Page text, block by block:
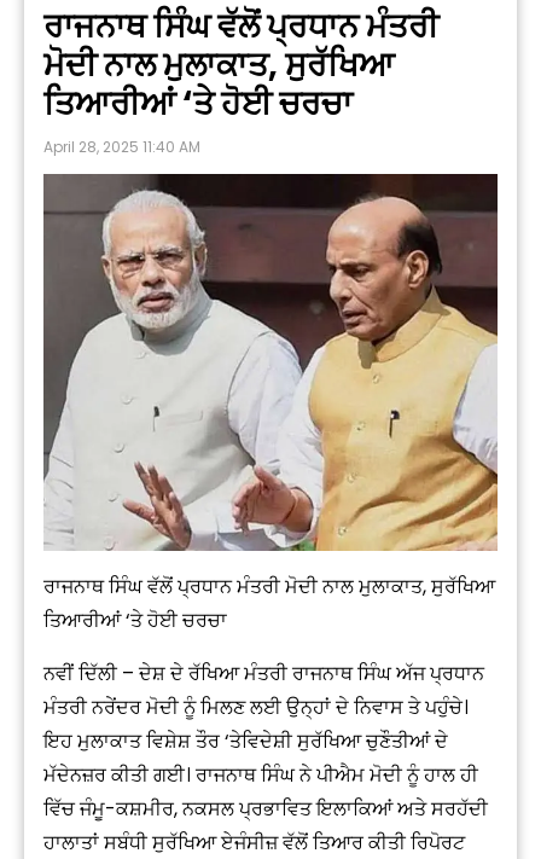
ਰਾਜਨਾਥ ਸਿੰਘ ਵੱਲੋਂ ਪ੍ਰਧਾਨ ਮੰਤਰੀ
ਮੋਦੀ ਨਾਲ ਮੁਲਾਕਾਤ, ਸੁਰੱਖਿਆ
ਤਿਆਰੀਆਂ ‘ਤੇ ਹੋਈ ਚਰਚਾ
April 28, 2025 11:40 AM
ਰਾਜਨਾਥ ਸਿੰਘ ਵੱਲੋਂ ਪ੍ਰਧਾਨ ਮੰਤਰੀ ਮੋਦੀ ਨਾਲ ਮੁਲਾਕਾਤ, ਸੁਰੱਖਿਆ
ਤਿਆਰੀਆਂ ‘ਤੇ ਹੋਈ ਚਰਚਾ
ਨਵੀਂ ਦਿੱਲੀ – ਦੇਸ਼ ਦੇ ਰੱਖਿਆ ਮੰਤਰੀ ਰਾਜਨਾਥ ਸਿੰਘ ਅੱਜ ਪ੍ਰਧਾਨ
ਮੰਤਰੀ ਨਰੇਂਦਰ ਮੋਦੀ ਨੂੰ ਮਿਲਣ ਲਈ ਉਨ੍ਹਾਂ ਦੇ ਨਿਵਾਸ ਤੇ ਪਹੁੰਚੇ।
ਇਹ ਮੁਲਾਕਾਤ ਵਿਸ਼ੇਸ਼ ਤੌਰ ‘ਤੇਵਿਦੇਸ਼ੀ ਸੁਰੱਖਿਆ ਚੁਣੌਤੀਆਂ ਦੇ
ਮੱਦੇਨਜ਼ਰ ਕੀਤੀ ਗਈ। ਰਾਜਨਾਥ ਸਿੰਘ ਨੇ ਪੀਐਮ ਮੋਦੀ ਨੂੰ ਹਾਲ ਹੀ
ਵਿੱਚ ਜੰਮੂ-ਕਸ਼ਮੀਰ, ਨਕਸਲ ਪ੍ਰਭਾਵਿਤ ਇਲਾਕਿਆਂ ਅਤੇ ਸਰਹੱਦੀ
ਹਾਲਾਤਾਂ ਸਬੰਧੀ ਸੁਰੱਖਿਆ ਏਜੰਸੀਜ਼ ਵੱਲੋਂ ਤਿਆਰ ਕੀਤੀ ਰਿਪੋਰਟ